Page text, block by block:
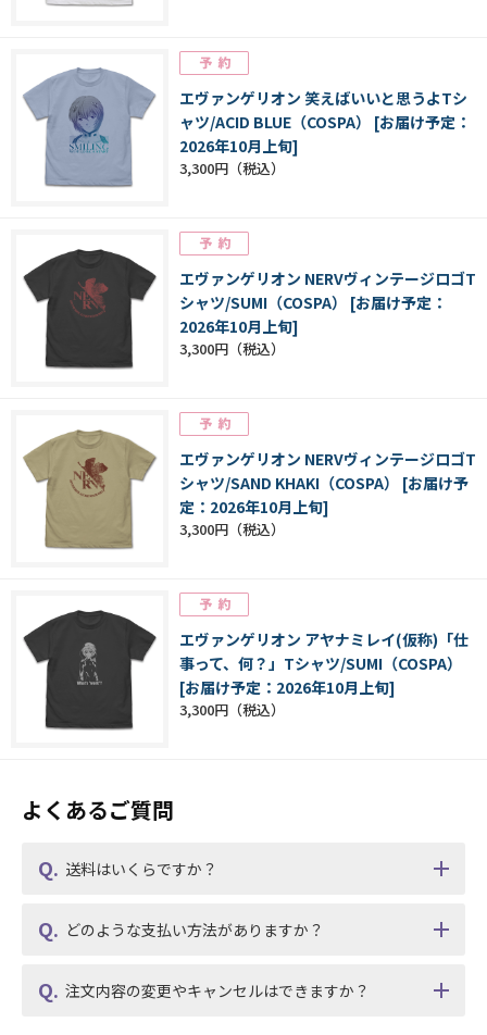
エヴァンゲリオン 笑えばいいと思うよTシ
ャツ/ACID BLUE（COSPA） [お届け予定：
2026年10月上旬]
3,300円
エヴァンゲリオン NERVヴィンテージロゴT
シャツ/SUMI（COSPA） [お届け予定：
2026年10月上旬]
3,300円
エヴァンゲリオン NERVヴィンテージロゴT
シャツ/SAND KHAKI（COSPA） [お届け予
定：2026年10月上旬]
3,300円
エヴァンゲリオン アヤナミレイ(仮称)「仕
事って、何？」Tシャツ/SUMI（COSPA）
[お届け予定：2026年10月上旬]
3,300円
よくあるご質問
送料はいくらですか？
どのような支払い方法がありますか？
注文内容の変更やキャンセルはできますか？